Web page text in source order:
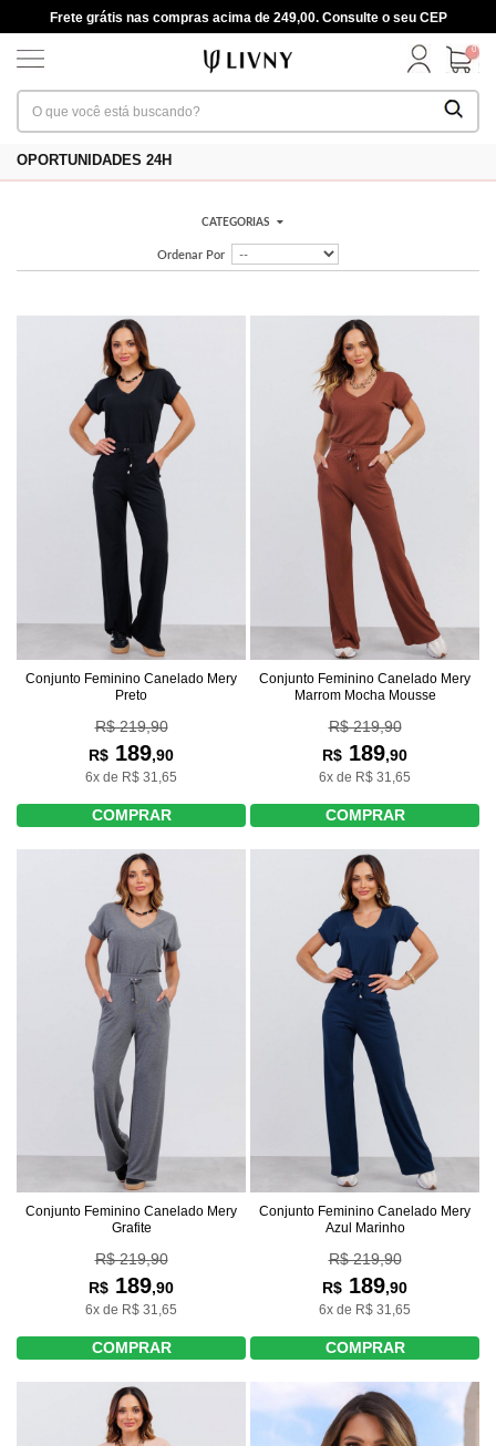
Frete grátis nas compras acima de 249,00. Consulte o seu CEP
0
OPORTUNIDADES 24H
CATEGORIAS
Ordenar Por
Conjunto Feminino Canelado Mery
Preto
R$ 219,90
R$ 189,90
6x de R$ 31,65
COMPRAR
Conjunto Feminino Canelado Mery
Marrom Mocha Mousse
R$ 219,90
R$ 189,90
6x de R$ 31,65
COMPRAR
Conjunto Feminino Canelado Mery
Grafite
R$ 219,90
R$ 189,90
6x de R$ 31,65
COMPRAR
Conjunto Feminino Canelado Mery
Azul Marinho
R$ 219,90
R$ 189,90
6x de R$ 31,65
COMPRAR